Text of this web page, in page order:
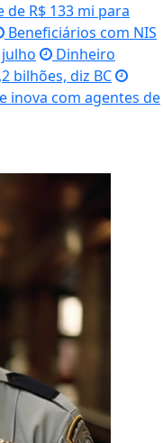
de R$ 133 mi para
Beneficiários com NIS
Dinheiro
bilhões, diz BC
inova com agentes de